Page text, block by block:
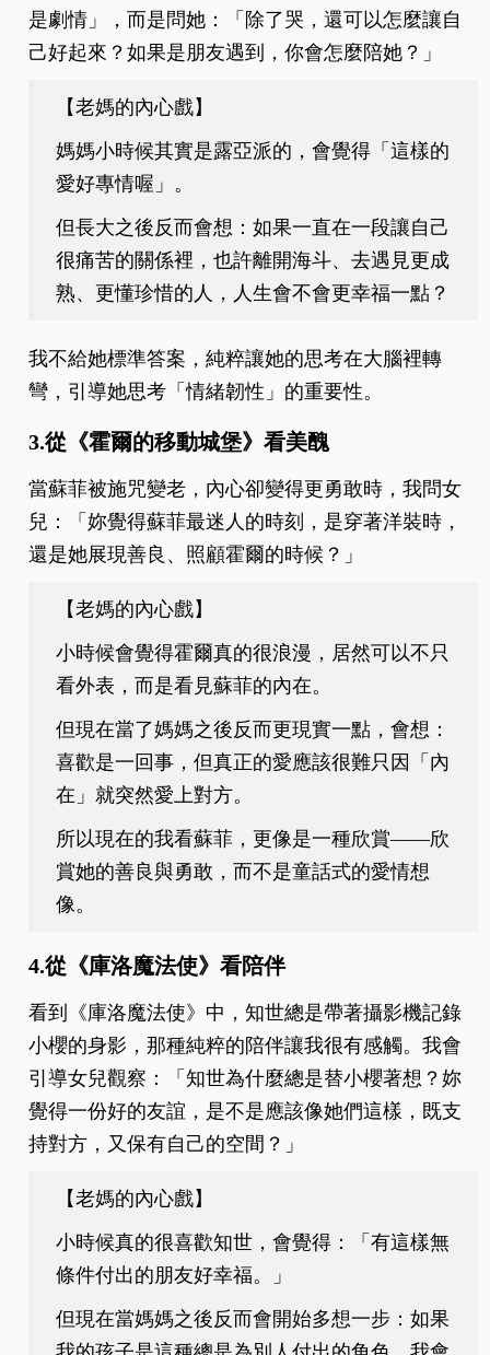
是劇情」，而是問她：「除了哭，還可以怎麼讓自
己好起來？如果是朋友遇到，你會怎麼陪她？」
【老媽的內心戲】
媽媽小時候其實是露亞派的，會覺得「這樣的
愛好專情喔」。
但長大之後反而會想：如果一直在一段讓自己
很痛苦的關係裡，也許離開海斗、去遇見更成
熟、更懂珍惜的人，人生會不會更幸福一點？
我不給她標準答案，純粹讓她的思考在大腦裡轉
彎，引導她思考「情緒韌性」的重要性。
3.從《霍爾的移動城堡》看美醜
當蘇菲被施咒變老，內心卻變得更勇敢時，我問女
兒：「妳覺得蘇菲最迷人的時刻，是穿著洋裝時，
還是她展現善良、照顧霍爾的時候？」
【老媽的內心戲】
小時候會覺得霍爾真的很浪漫，居然可以不只
看外表，而是看見蘇菲的內在。
但現在當了媽媽之後反而更現實一點，會想：
喜歡是一回事，但真正的愛應該很難只因「內
在」就突然愛上對方。
所以現在的我看蘇菲，更像是一種欣賞——欣
賞她的善良與勇敢，而不是童話式的愛情想
像。
4.從《庫洛魔法使》看陪伴
看到《庫洛魔法使》中，知世總是帶著攝影機記錄
小櫻的身影，那種純粹的陪伴讓我很有感觸。我會
引導女兒觀察：「知世為什麼總是替小櫻著想？妳
覺得一份好的友誼，是不是應該像她們這樣，既支
持對方，又保有自己的空間？」
【老媽的內心戲】
小時候真的很喜歡知世，會覺得：「有這樣無
條件付出的朋友好幸福。」
但現在當媽媽之後反而會開始多想一步：如果